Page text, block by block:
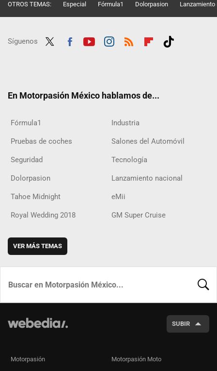
OTROS TEMAS: Especial Fórmula1 Dolorpasion Lanzamiento
Síguenos
En Motorpasión México hablamos de...
Fórmula1 Industria
Pruebas de coches Salones del Automóvil
Seguridad Tecnología
Dolorpasion Lanzamiento nacional
Tahoe Midnight eMii
Royal Wedding 2018 GM Super Cruise
VER MÁS TEMAS
SUBIR
Motorpasión Motorpasión Moto